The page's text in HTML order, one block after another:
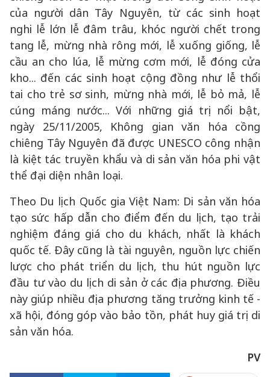
của người dân Tây Nguyên, từ các sinh hoạt
nghi lễ lớn lễ đâm trâu, khóc người chết trong
tang lễ, mừng nhà rông mới, lễ xuống giống, lễ
cầu an cho lúa, lễ mừng cơm mới, lễ đóng cửa
kho... đến các sinh hoạt cộng đồng như lễ thổi
tai cho trẻ sơ sinh, mừng nhà mới, lễ bỏ mả, lễ
cúng máng nước... Với những giá trị nổi bật,
ngày 25/11/2005, Không gian văn hóa cồng
chiêng Tây Nguyên đã được UNESCO công nhận
là kiệt tác truyền khẩu và di sản văn hóa phi vật
thể đại diện nhân loại.
Theo Du lịch Quốc gia Việt Nam: Di sản văn hóa
tạo sức hấp dẫn cho điểm đến du lịch, tạo trải
nghiệm đáng giá cho du khách, nhất là khách
quốc tế. Đây cũng là tài nguyên, nguồn lực chiến
lược cho phát triển du lịch, thu hút nguồn lực
đầu tư vào du lịch di sản ở các địa phương. Điều
này giúp nhiều địa phương tăng trưởng kinh tế -
xã hội, đóng góp vào bảo tồn, phát huy giá trị di
sản văn hóa.
PV